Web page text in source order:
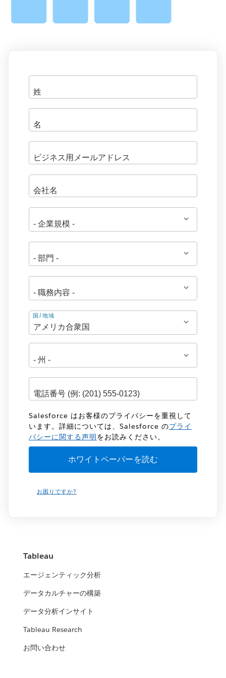
住
所
国/地域
Salesforce はお客様のプライバシーを重視して
います。詳細については、Salesforce のプライ
バシーに関する声明をお読みください。
お困りですか?
Tableau
エージェンティック分析
データカルチャーの構築
データ分析インサイト
Tableau Research
お問い合わせ